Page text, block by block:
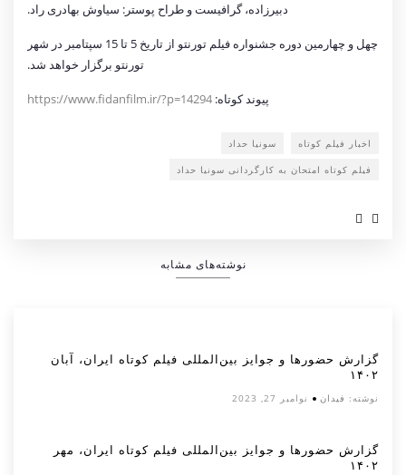
دبیرزاده، گرافیست و طراح پوستر: سیاوش بهادری راد.
چهل و چهارمین دوره جشنواره فیلم تورنتو از تاریخ 5 تا 15 سپتامبر در شهر
تورنتو برگزار خواهد شد.
پیوند کوتاه: https://www.fidanfilm.ir/?p=14294
اخبار فیلم کوتاه سونیا حداد
فیلم کوتاه امتحان به کارگردانی سونیا حداد
نوشته‌های مشابه
گزارش حضورها و جوایز بین‌المللی فیلم کوتاه ایران، آبان
۱۴۰۲
نوشته: فیدان نوامبر 27, 2023
گزارش حضورها و جوایز بین‌المللی فیلم کوتاه ایران، مهر
۱۴۰۲